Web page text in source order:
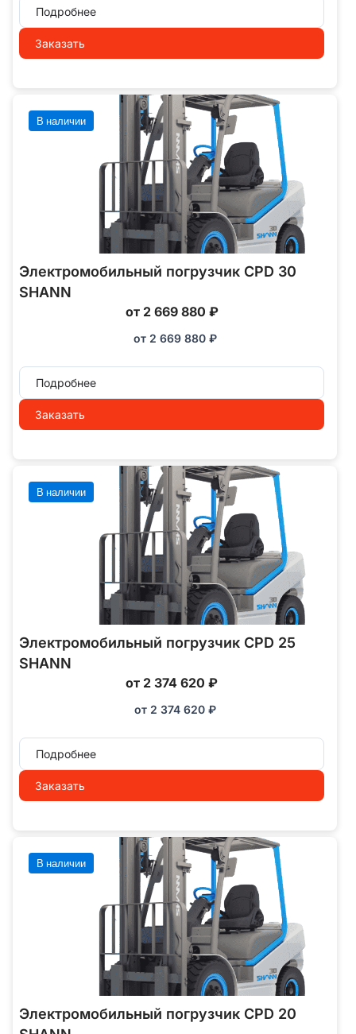
Подробнее
Заказать
В наличии
Электромобильный погрузчик CPD 30
SHANN
от 2 669 880 ₽
от 2 669 880 ₽
Подробнее
Заказать
В наличии
Электромобильный погрузчик CPD 25
SHANN
от 2 374 620 ₽
от 2 374 620 ₽
Подробнее
Заказать
В наличии
Электромобильный погрузчик CPD 20